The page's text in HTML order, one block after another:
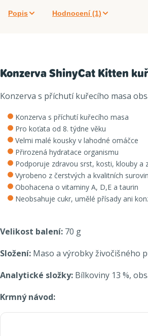
Popis Hodnocení (1)
Konzerva ShinyCat Kitten
Konzerva s příchutí kuřecího masa
Konzerva s příchutí kuřecího masa
Pro koťata od 8. týdne věku
Velmi malé kousky v lahodné omáčce
Přirozená hydratace organismu
Podporuje zdravou srst, kosti, klouby a
Vyrobeno z čerstvých a kvalitních surovin
Obohacena o vitaminy A, D,E a taurin
Neobsahuje cukr, umělé přísady ani
Velikost balení: 70 g
Složení: Maso a výrobky živočišného
Analytické složky: Bílkoviny 13 %,
Krmný návod: